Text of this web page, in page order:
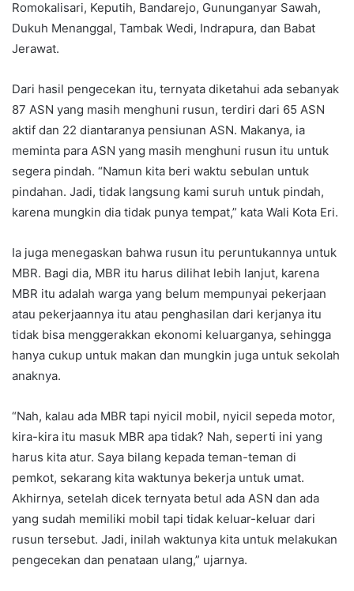
Romokalisari, Keputih, Bandarejo, Gununganyar Sawah,
Dukuh Menanggal, Tambak Wedi, Indrapura, dan Babat
Jerawat.
Dari hasil pengecekan itu, ternyata diketahui ada sebanyak
87 ASN yang masih menghuni rusun, terdiri dari 65 ASN
aktif dan 22 diantaranya pensiunan ASN. Makanya, ia
meminta para ASN yang masih menghuni rusun itu untuk
segera pindah. “Namun kita beri waktu sebulan untuk
pindahan. Jadi, tidak langsung kami suruh untuk pindah,
karena mungkin dia tidak punya tempat,” kata Wali Kota Eri.
Ia juga menegaskan bahwa rusun itu peruntukannya untuk
MBR. Bagi dia, MBR itu harus dilihat lebih lanjut, karena
MBR itu adalah warga yang belum mempunyai pekerjaan
atau pekerjaannya itu atau penghasilan dari kerjanya itu
tidak bisa menggerakkan ekonomi keluarganya, sehingga
hanya cukup untuk makan dan mungkin juga untuk sekolah
anaknya.
“Nah, kalau ada MBR tapi nyicil mobil, nyicil sepeda motor,
kira-kira itu masuk MBR apa tidak? Nah, seperti ini yang
harus kita atur. Saya bilang kepada teman-teman di
pemkot, sekarang kita waktunya bekerja untuk umat.
Akhirnya, setelah dicek ternyata betul ada ASN dan ada
yang sudah memiliki mobil tapi tidak keluar-keluar dari
rusun tersebut. Jadi, inilah waktunya kita untuk melakukan
pengecekan dan penataan ulang,” ujarnya.